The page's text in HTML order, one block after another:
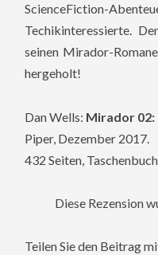
ScienceFiction-
Techikinteressierte.
seinen Mirador-
hergeholt!
Dan Wells: Mirador
Piper, Dezember 2017.
432 Seiten,
Diese Rezension
Teilen Sie den Beitrag